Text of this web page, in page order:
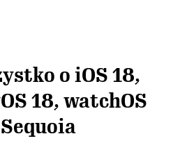
o iOS 18,
18, watchOS